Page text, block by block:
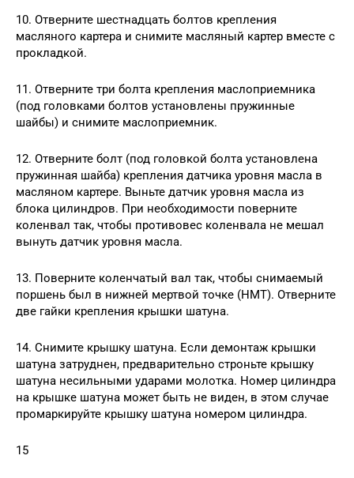
10. Отверните шестнадцать болтов крепления
масляного картера и снимите масляный картер вместе с
прокладкой.
11. Отверните три болта крепления маслоприемника
(под головками болтов установлены пружинные
шайбы) и снимите маслоприемник.
12. Отверните болт (под головкой болта установлена
пружинная шайба) крепления датчика уровня масла в
масляном картере. Выньте датчик уровня масла из
блока цилиндров. При необходимости поверните
коленвал так, чтобы противовес коленвала не мешал
вынуть датчик уровня масла.
13. Поверните коленчатый вал так, чтобы снимаемый
поршень был в нижней мертвой точке (НМТ). Отверните
две гайки крепления крышки шатуна.
14. Снимите крышку шатуна. Если демонтаж крышки
шатуна затруднен, предварительно строньте крышку
шатуна несильными ударами молотка. Номер цилиндра
на крышке шатуна может быть не виден, в этом случае
промаркируйте крышку шатуна номером цилиндра.
15